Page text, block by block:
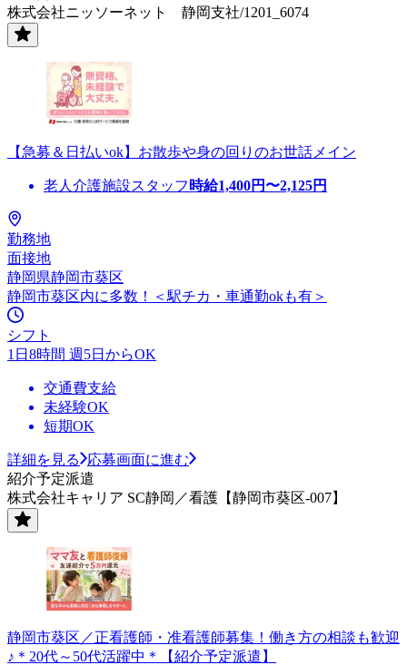
株式会社ニッソーネット 静岡支社/1201_6074
【急募＆日払いok】お散歩や身の回りのお世話メイン
老人介護施設スタッフ 時給1,400円〜2,125円
勤務地
面接地
静岡県静岡市葵区
静岡市葵区内に多数！＜駅チカ・車通勤okも有＞
シフト
1日8時間 週5日からOK
交通費支給
未経験OK
短期OK
詳細を見る
応募画面に進む
紹介予定派遣
株式会社キャリア SC静岡／看護【静岡市葵区-007】
静岡市葵区／正看護師・准看護師募集！働き方の相談も歓迎
♪＊20代～50代活躍中＊【紹介予定派遣】